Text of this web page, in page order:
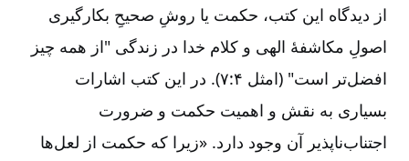
از دیدگاه این کتب‌، حکمت یا روشِ صحیحِ بکارگیری
اصولِ مکاشفۀ الهی و کلام خدا در زندگی "از همه چیز
افضل‌تر است‌" (امثل ۴:‏۷). در این کتب اشارات
بسیاری به نقش و اهمیت حکمت و ضرورت
اجتناب‌ناپذیر آن وجود دارد. «زیرا که حکمت از لعل‌ها